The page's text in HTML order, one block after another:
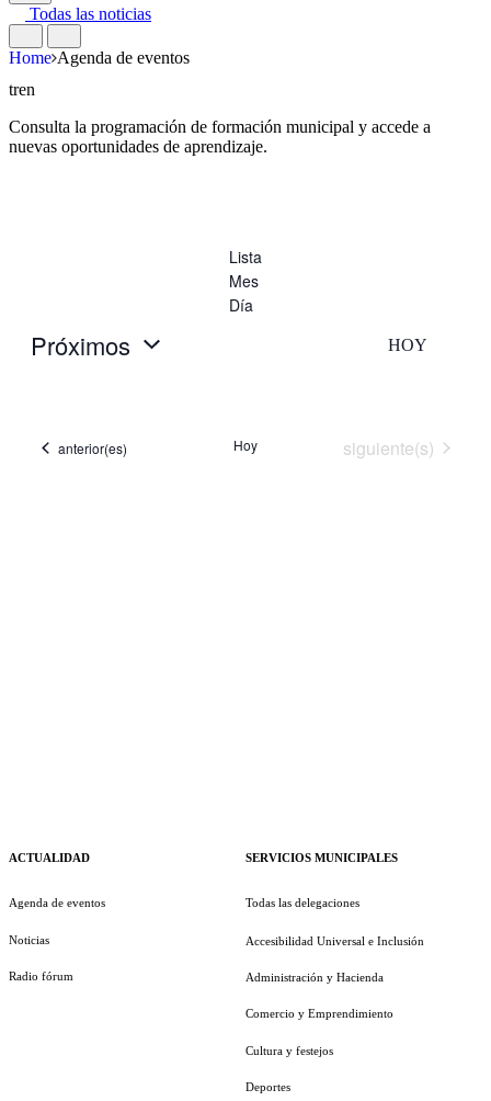
Todas las noticias
Home Agenda de eventos
tren
Consulta la programación de formación municipal y accede a
nuevas oportunidades de aprendizaje.
Lista
Mes
Día
HOY
Próximos
Eventos
anterior(es) Hoy Eventos
siguiente(s)
ACTUALIDAD
Agenda de eventos
Noticias
Radio fórum
SERVICIOS MUNICIPALES
Todas las delegaciones
Accesibilidad Universal e Inclusión
Administración y Hacienda
Comercio y Emprendimiento
Cultura y festejos
Deportes